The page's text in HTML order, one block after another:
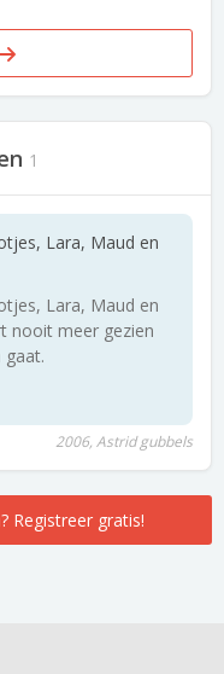
1
Lara, Maud en
Lara, Maud en
nooit meer gezien
gaat.
2006, Astrid gubbels
Registreer gratis!